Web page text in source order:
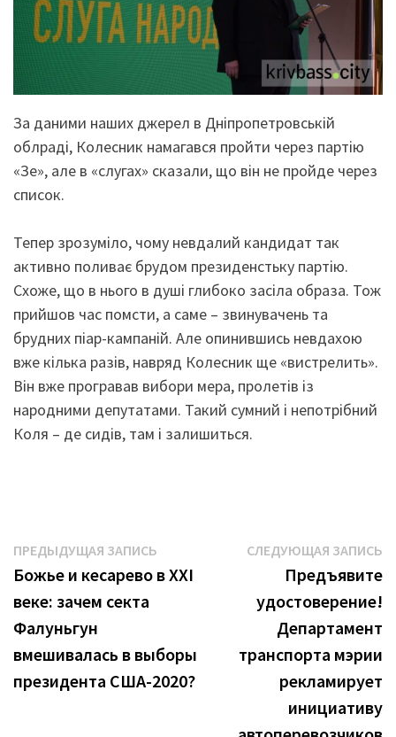
За даними наших джерел в Дніпропетровській
облраді, Колесник намагався пройти через партію
«Зе», але в «слугах» сказали, що він не пройде через
список.
Тепер зрозуміло, чому невдалий кандидат так
активно поливає брудом президенстьку партію.
Схоже, що в нього в душі глибоко засіла образа. Тож
прийшов час помсти, а саме – звинувачень та
брудних піар-кампаній. Але опинившись невдахою
вже кілька разів, навряд Колесник ще «вистрелить».
Він вже програвав вибори мера, пролетів із
народними депутатами. Такий сумний і непотрібний
Коля – де сидів, там і залишиться.
Навигация
по
записям
ПРЕДЫДУЩАЯ ЗАПИСЬ
запись:
Божье и кесарево в XXI
веке: зачем секта
Фалуньгун
вмешивалась в выборы
президента США-2020?
СЛЕДУЮЩАЯ ЗАПИСЬ
Предъявите
удостоверение!
Департамент
транспорта мэрии
рекламирует
инициативу